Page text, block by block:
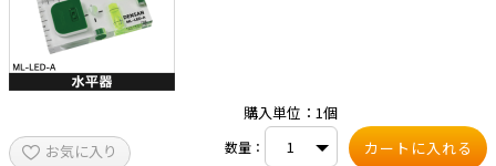
お気に入り
購入単位：1個
数量：